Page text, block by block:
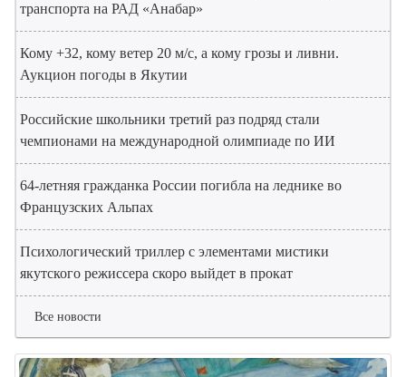
транспорта на РАД «Анабар»
Кому +32, кому ветер 20 м/с, а кому грозы и ливни.
Аукцион погоды в Якутии
Российские школьники третий раз подряд стали
чемпионами на международной олимпиаде по ИИ
64-летняя гражданка России погибла на леднике во
Французских Альпах
Психологический триллер с элементами мистики
якутского режиссера скоро выйдет в прокат
Все новости